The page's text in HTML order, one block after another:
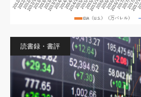
読書録・書評